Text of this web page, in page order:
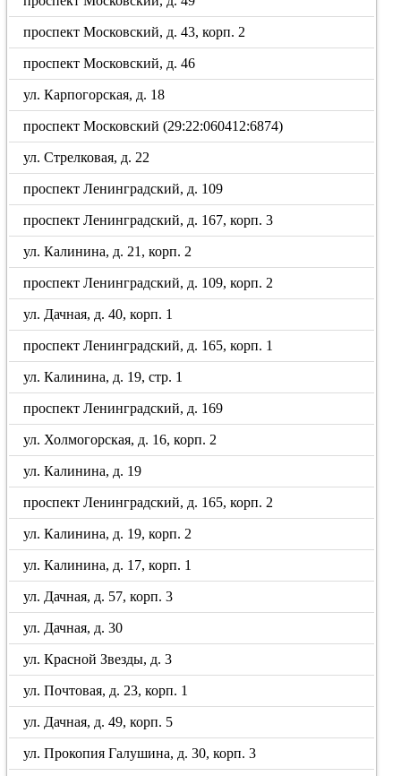
проспект Московский, д. 43, корп. 2
проспект Московский, д. 46
ул. Карпогорская, д. 18
проспект Московский (29:22:060412:6874)
ул. Стрелковая, д. 22
проспект Ленинградский, д. 109
проспект Ленинградский, д. 167, корп. 3
ул. Калинина, д. 21, корп. 2
проспект Ленинградский, д. 109, корп. 2
ул. Дачная, д. 40, корп. 1
проспект Ленинградский, д. 165, корп. 1
ул. Калинина, д. 19, стр. 1
проспект Ленинградский, д. 169
ул. Холмогорская, д. 16, корп. 2
ул. Калинина, д. 19
проспект Ленинградский, д. 165, корп. 2
ул. Калинина, д. 19, корп. 2
ул. Калинина, д. 17, корп. 1
ул. Дачная, д. 57, корп. 3
ул. Дачная, д. 30
ул. Красной Звезды, д. 3
ул. Почтовая, д. 23, корп. 1
ул. Дачная, д. 49, корп. 5
ул. Прокопия Галушина, д. 30, корп. 3